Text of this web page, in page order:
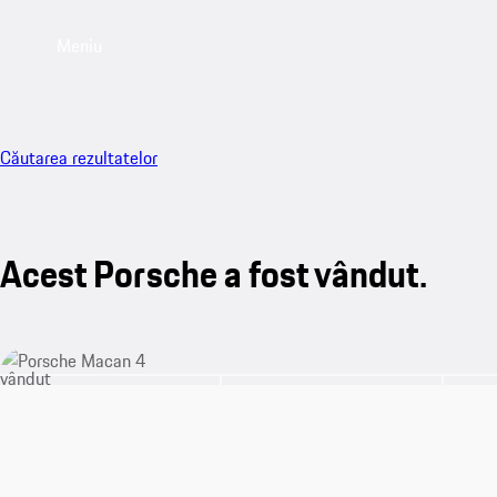
Căutarea rezultatelor
Acest Porsche a fost vândut.
vândut